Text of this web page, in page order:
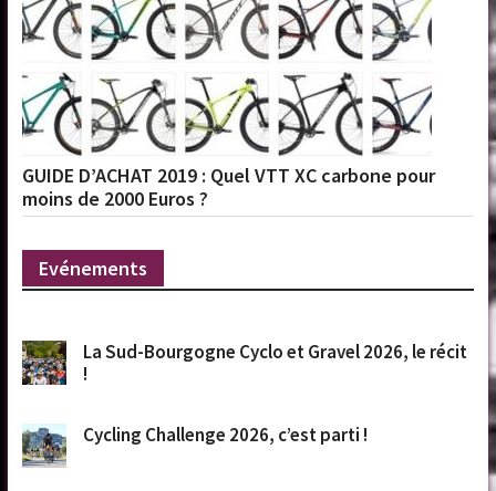
GUIDE D’ACHAT 2019 : Quel VTT XC carbone pour
moins de 2000 Euros ?
Evénements
La Sud-Bourgogne Cyclo et Gravel 2026, le récit
!
Cycling Challenge 2026, c’est parti !